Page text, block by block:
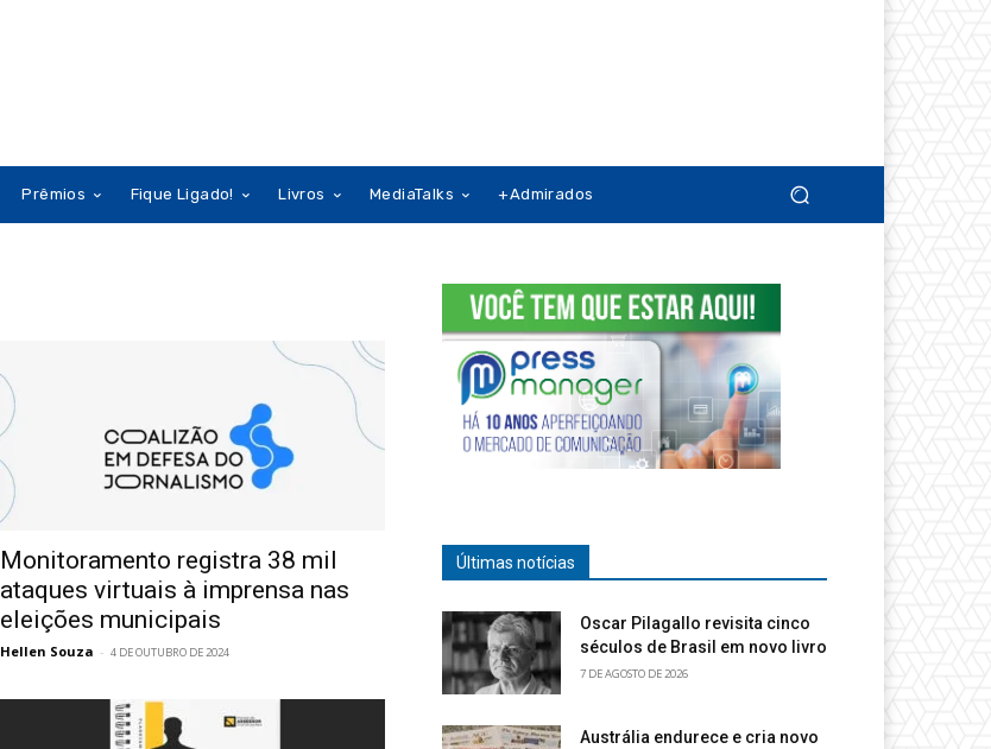
Prêmios Fique Ligado! Livros MediaTalks +Admirados
Monitoramento registra 38 mil
ataques virtuais à imprensa nas
eleições municipais
Hellen Souza - 4 DE OUTUBRO DE 2024
Últimas notícias
Oscar Pilagallo revisita cinco
séculos de Brasil em novo livro
7 DE AGOSTO DE 2026
Austrália endurece e cria novo